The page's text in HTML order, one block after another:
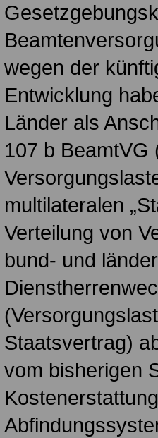
wegen der
Entwicklung
Länder als
107 b BeamtVG
multilateralen
Verteilung von
bund- und
Staatsvertrag)
vom bisherigen